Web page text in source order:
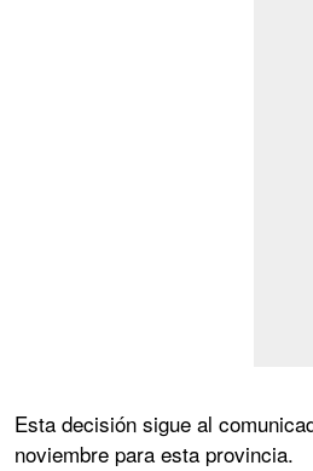
Esta decisión sigue al
noviembre para esta provincia.